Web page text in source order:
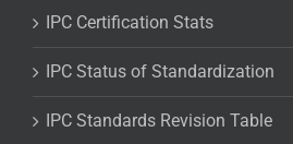
IPC Certification Stats
IPC Status of Standardization
IPC Standards Revision Table